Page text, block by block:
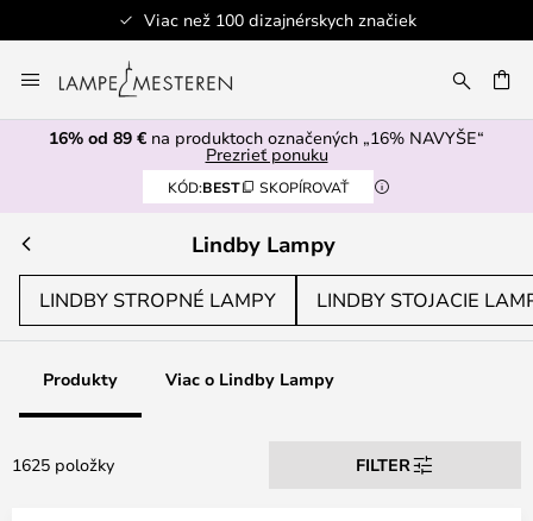
Bezpečná platba
to
Content
16% od 89 € na produktoch označených „16% NAVYŠE“
Prezrieť ponuku
KÓD:BEST SKOPÍROVAŤ
Lindby Lampy
LINDBY STROPNÉ LAMPY LINDBY STOJACIE
Produkty Viac o Lindby Lampy
1625 položky FILTER